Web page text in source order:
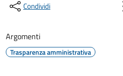
Condividi
Argomenti
Trasparenza amministrativa